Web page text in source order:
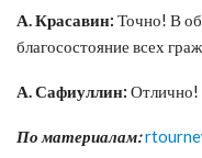
А. Красавин: Точно! В
благосостояние всех
А. Сафиуллин: Отлично!
По материалам: